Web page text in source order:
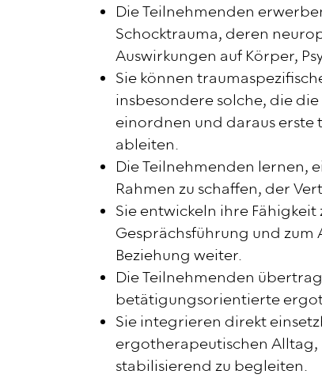
Die Teilnehmenden
Schocktrauma, deren
Auswirkungen auf Körper,
Sie können
insbesondere solche, die
einordnen und daraus erste
ableiten.
Die Teilnehmenden lernen,
Rahmen zu schaffen, der
Sie entwickeln ihre
Gesprächsführung und
Beziehung weiter.
Die Teilnehmenden
betätigungsorientierte
Sie integrieren direkt
ergotherapeutischen
stabilisierend zu begleiten.